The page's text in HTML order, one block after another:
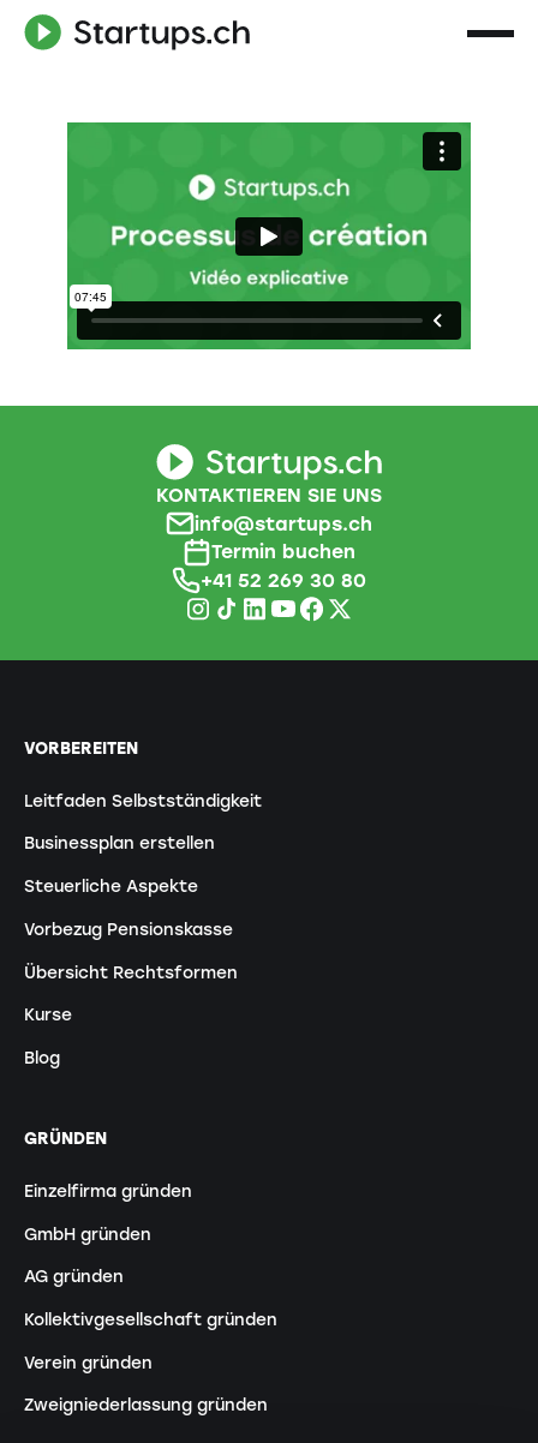
KONTAKTIEREN SIE UNS
info@startups.ch
Termin buchen
+41 52 269 30 80
VORBEREITEN
Leitfaden Selbstständigkeit
Businessplan erstellen
Steuerliche Aspekte
Vorbezug Pensionskasse
Übersicht Rechtsformen
Kurse
Blog
GRÜNDEN
Einzelfirma gründen
GmbH gründen
AG gründen
Kollektivgesellschaft gründen
Verein gründen
Zweigniederlassung gründen